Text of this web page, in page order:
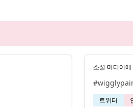
소셜 미디어
트위터